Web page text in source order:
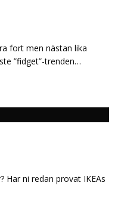
fort men nästan lika
”fidget”-trenden…
Har ni redan provat IKEAs